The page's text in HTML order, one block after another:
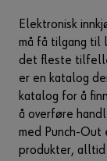
Elektronisk
må få tilgang til
det fleste
er en katalog
katalog for å
å overføre
med Punch-
produkter,